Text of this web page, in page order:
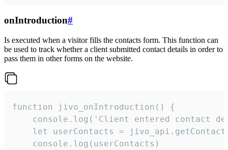
onIntroduction#
Is executed when a visitor fills the contacts form. This function can
be used to track whether a client submitted contact details in order to
pass them in other forms on the website.
function jivo_onIntroduction() {
console.log('Client entered contact
let userContacts =
    console.log(userContacts)